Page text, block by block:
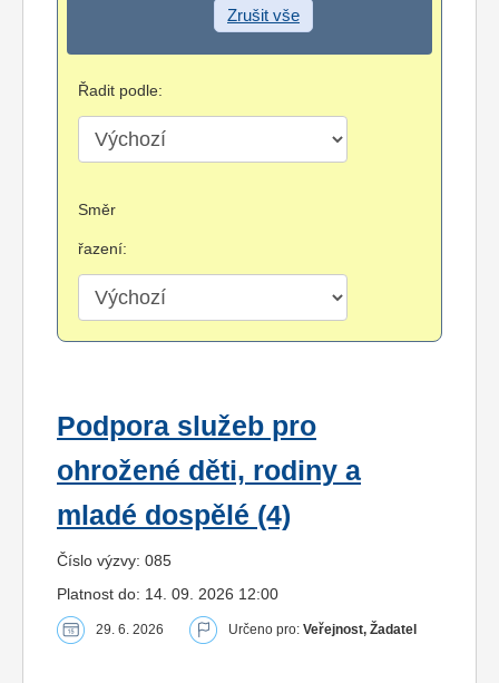
Zrušit vše
Řadit podle:
Směr
řazení:
Podpora služeb pro
ohrožené děti, rodiny a
mladé dospělé (4)
Číslo výzvy: 085
Platnost do: 14. 09. 2026 12:00
29. 6. 2026 Určeno pro: Veřejnost, Žadatel